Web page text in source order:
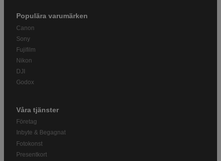
Populära varumärken
Canon
Sony
Fujifilm
Nikon
DJI
Godox
Våra tjänster
Företag
Inbyte & Begagnat
Fotokonst
Presentkort